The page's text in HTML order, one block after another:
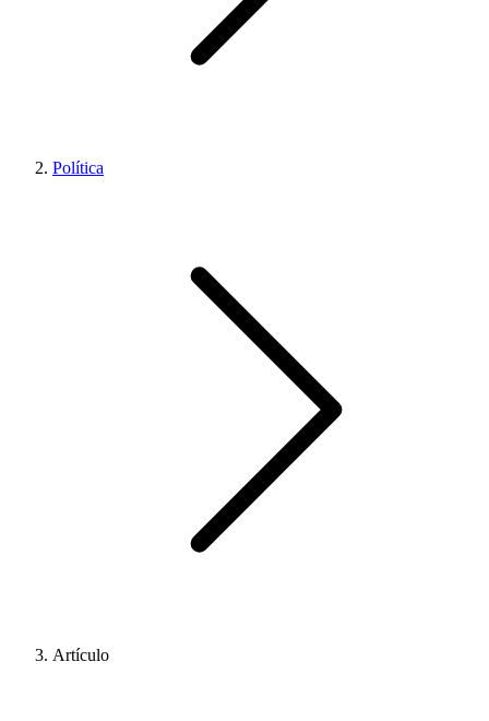
Política
Artículo